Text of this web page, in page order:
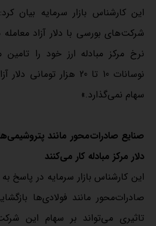
این کارشناس بازار سرمایه بیان
شرکت‌های بورسی با دلار آزاد
نرخ مرکز مبادله ارز خود را
نوسانات 10 تا 20 هزار
سهام نمی‌گذارد.»
صنایع صادرات‌محور مانند
دلار مرکز مبادله کار می‌کنند
این کارشناس بازار سرمایه در پاسخ
صادرات‌محور مانند فولادی‌ها
تاثیری می‌تواند بر سهام این